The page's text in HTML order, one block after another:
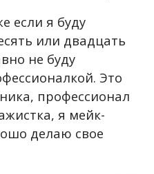
если я буду
или двадцать
не буду
Это
профессионал
я мейк-
делаю свое